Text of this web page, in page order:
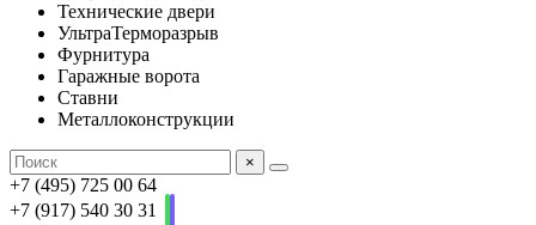
Технические двери
УльтраТерморазрыв
Фурнитура
Гаражные ворота
Ставни
Металлоконструкции
×
+7 (495) 725 00 64
+7 (917) 540 30 31